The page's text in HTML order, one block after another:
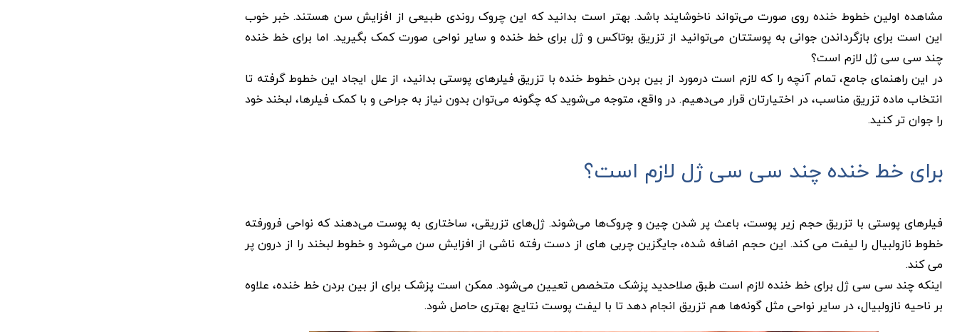
مشاهده‌ اولین خطوط خنده روی صورت می‌تواند ناخوشایند باشد. بهتر است بدانید که این چروک روندی طبیعی از افزایش سن هستند. خبر خوب
این است برای بازگرداندن جوانی به پوستتان می‌توانید از تزریق بوتاکس و ژل برای خط خنده و سایر نواحی صورت کمک بگیرید. اما برای خط خنده
چند سی سی ژل لازم است؟
در این راهنمای جامع، تمام آنچه را که لازم است درمورد از بین بردن خطوط خنده با تزریق فیلرهای پوستی بدانید، از علل ایجاد این خطوط گرفته تا
انتخاب ماده تزریق مناسب، در اختیارتان قرار می‌دهیم. در واقع، متوجه می‌شوید که چگونه می‌توان بدون نیاز به جراحی و با کمک فیلرها، لبخند خود
را جوان ‌تر کنید.
برای خط خنده چند سی سی ژل لازم است؟
فیلرهای پوستی با تزریق حجم زیر پوست، باعث پر شدن چین و چروک‌‌ها می‌شوند. ژل‌‌های تزریقی، ساختاری به پوست می‌‌دهند که نواحی فرورفته‌
خطوط نازولبیال را لیفت می ‌کند. این حجم اضافه شده، جایگزین چربی ‌های از دست‌ رفته‌ ناشی از افزایش سن می‌شود و خطوط لبخند را از درون پر
می‌ کند.
اینکه چند سی سی ژل برای خط خنده لازم است طبق صلاحدید پزشک متخصص تعیین می‌شود. ممکن است پزشک برای از بین بردن خط خنده، علاوه
بر ناحیه نازولبیال، در سایر نواحی مثل گونه‌ها هم تزریق انجام دهد تا با لیفت پوست نتایج بهتری حاصل شود.